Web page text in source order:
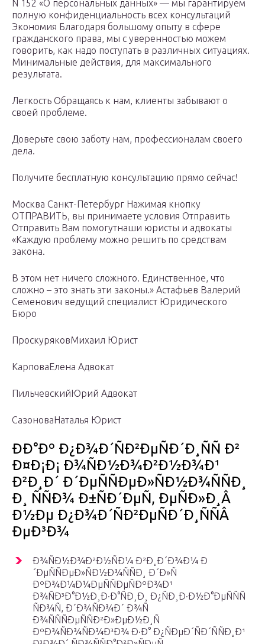
N 152 «О персональных данных» — мы гарантируем
полную конфиденциальность всех консультаций
Экономия Благодаря большому опыту в сфере
гражданского права, мы с уверенностью можем
говорить, как надо поступать в различных ситуациях.
Минимальные действия, для максимального
результата.
Легкость Обращаясь к нам, клиенты забывают о
своей проблеме.
Доверьте свою заботу нам, профессионалам своего
дела.
Получите бесплатную консультацию прямо сейчас!
Москва Санкт-Петербург Нажимая кнопку
ОТПРАВИТЬ, вы принимаете условия Отправить
Отправить Вам помогутнаши юристы и адвокаты
«Каждую проблему можно решить по средствам
закона.
В этом нет ничего сложного. Единственное, что
сложно – это знать эти законы.» Астафьев Валерий
Семенович ведущий специалист Юридического
Бюро
ПроскуряковМихаил Юрист
КарповаЕлена Адвокат
ПильчевскийЮрий Адвокат
СазоноваНаталья Юрист
ÐÐ°Ðº Ð¿Ð¾Ð´ÑÐ²ÐµÑÐ´Ð¸ÑÑ Ð²
Ð¤Ð¡Ð¡ Ð¾ÑÐ½Ð¾Ð²Ð½Ð¾Ð¹
Ð²Ð¸Ð´ Ð´ÐµÑÑÐµÐ»ÑÐ½Ð¾ÑÑÐ¸
Ð¸ ÑÑÐ¾ Ð±ÑÐ´ÐµÑ, ÐµÑÐ»Ð¸Â
Ð½Ðµ Ð¿Ð¾Ð´ÑÐ²ÐµÑÐ´Ð¸ÑÑÂ
ÐµÐ³Ð¾
Ð¾ÑÐ½Ð¾Ð²Ð½ÑÐ¼ Ð²Ð¸Ð´Ð¾Ð¼ Ð
´ÐµÑÑÐµÐ»ÑÐ½Ð¾ÑÑÐ¸ Ð´Ð»Ñ
ÐºÐ¾Ð¼Ð¼ÐµÑÑÐµÑÐºÐ¾Ð¹
Ð¾ÑÐ³Ð°Ð½Ð¸Ð·Ð°ÑÐ¸Ð¸ Ð¿ÑÐ¸Ð·Ð½Ð°ÐµÑÑÑ
ÑÐ¾Ñ, Ð´Ð¾ÑÐ¾Ð´ Ð¾Ñ
Ð¾ÑÑÑÐµÑÑÐ²Ð»ÐµÐ½Ð¸Ñ
ÐºÐ¾ÑÐ¾ÑÐ¾Ð³Ð¾ Ð·Ð° Ð¿ÑÐµÐ´ÑÐ´ÑÑÐ¸Ð¹